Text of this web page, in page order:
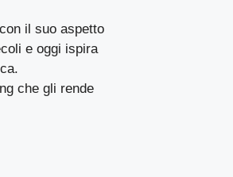
il suo aspetto
e oggi ispira
che gli rende